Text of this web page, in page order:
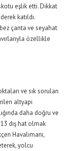
eşlik etti. Dikkat
katıldı.
çanta ve seyahat
özellikle
ve sık sorulan
altyapı
daha doğru ve
dış hat olmak
Havalimanı,
yolcu